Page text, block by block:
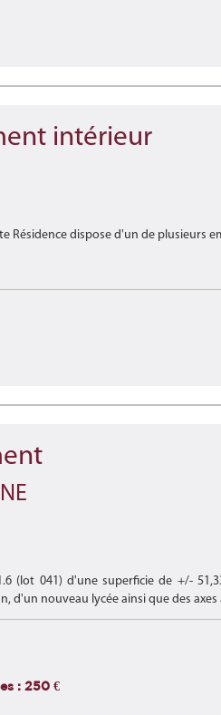
intérieur
Résidence dispose d'un de plusieurs
(lot 041) d'une superficie de +/-
d'un nouveau lycée ainsi que des
: 250 €